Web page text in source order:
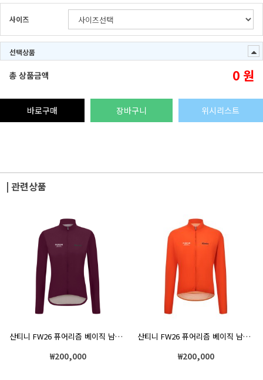
사이즈
선택상품
총 상품금액 0 원
바로구매 장바구니 위시리스트
| 관련상품
산티니 FW26 퓨어리즘 베이직 남녀공용 바람막이 윈드브레이커 자켓 슬림핏 버건디
₩200,000
산티니 FW26 퓨어리즘 베이직 남녀공용 바람막이 윈드브레이커 자켓 슬림핏 오렌지
₩200,000